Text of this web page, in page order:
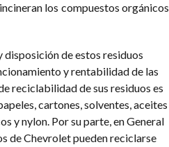
los compuestos orgánicos
de estos residuos
y rentabilidad de las
reciclabilidad de sus residuos es
cartones, solventes, aceites
y nylon. Por su parte, en General
de Chevrolet pueden reciclarse